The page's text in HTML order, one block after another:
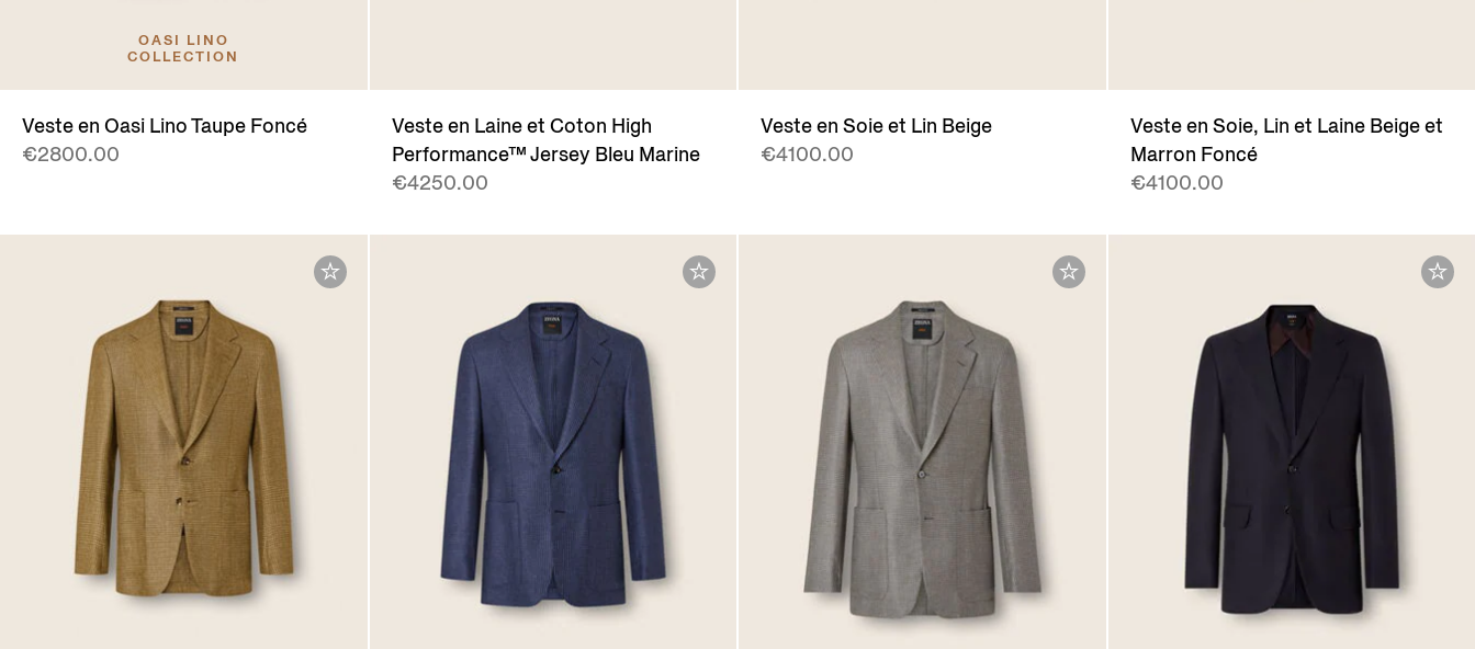
OASI LINO
COLLECTION
Veste en Oasi Lino Taupe Foncé
€2800.00
Veste en Laine et Coton High
Performance™ Jersey Bleu Marine
€4250.00
Veste en Soie et Lin Beige
€4100.00
Veste en Soie, Lin et Laine Beige et
Marron Foncé
€4100.00